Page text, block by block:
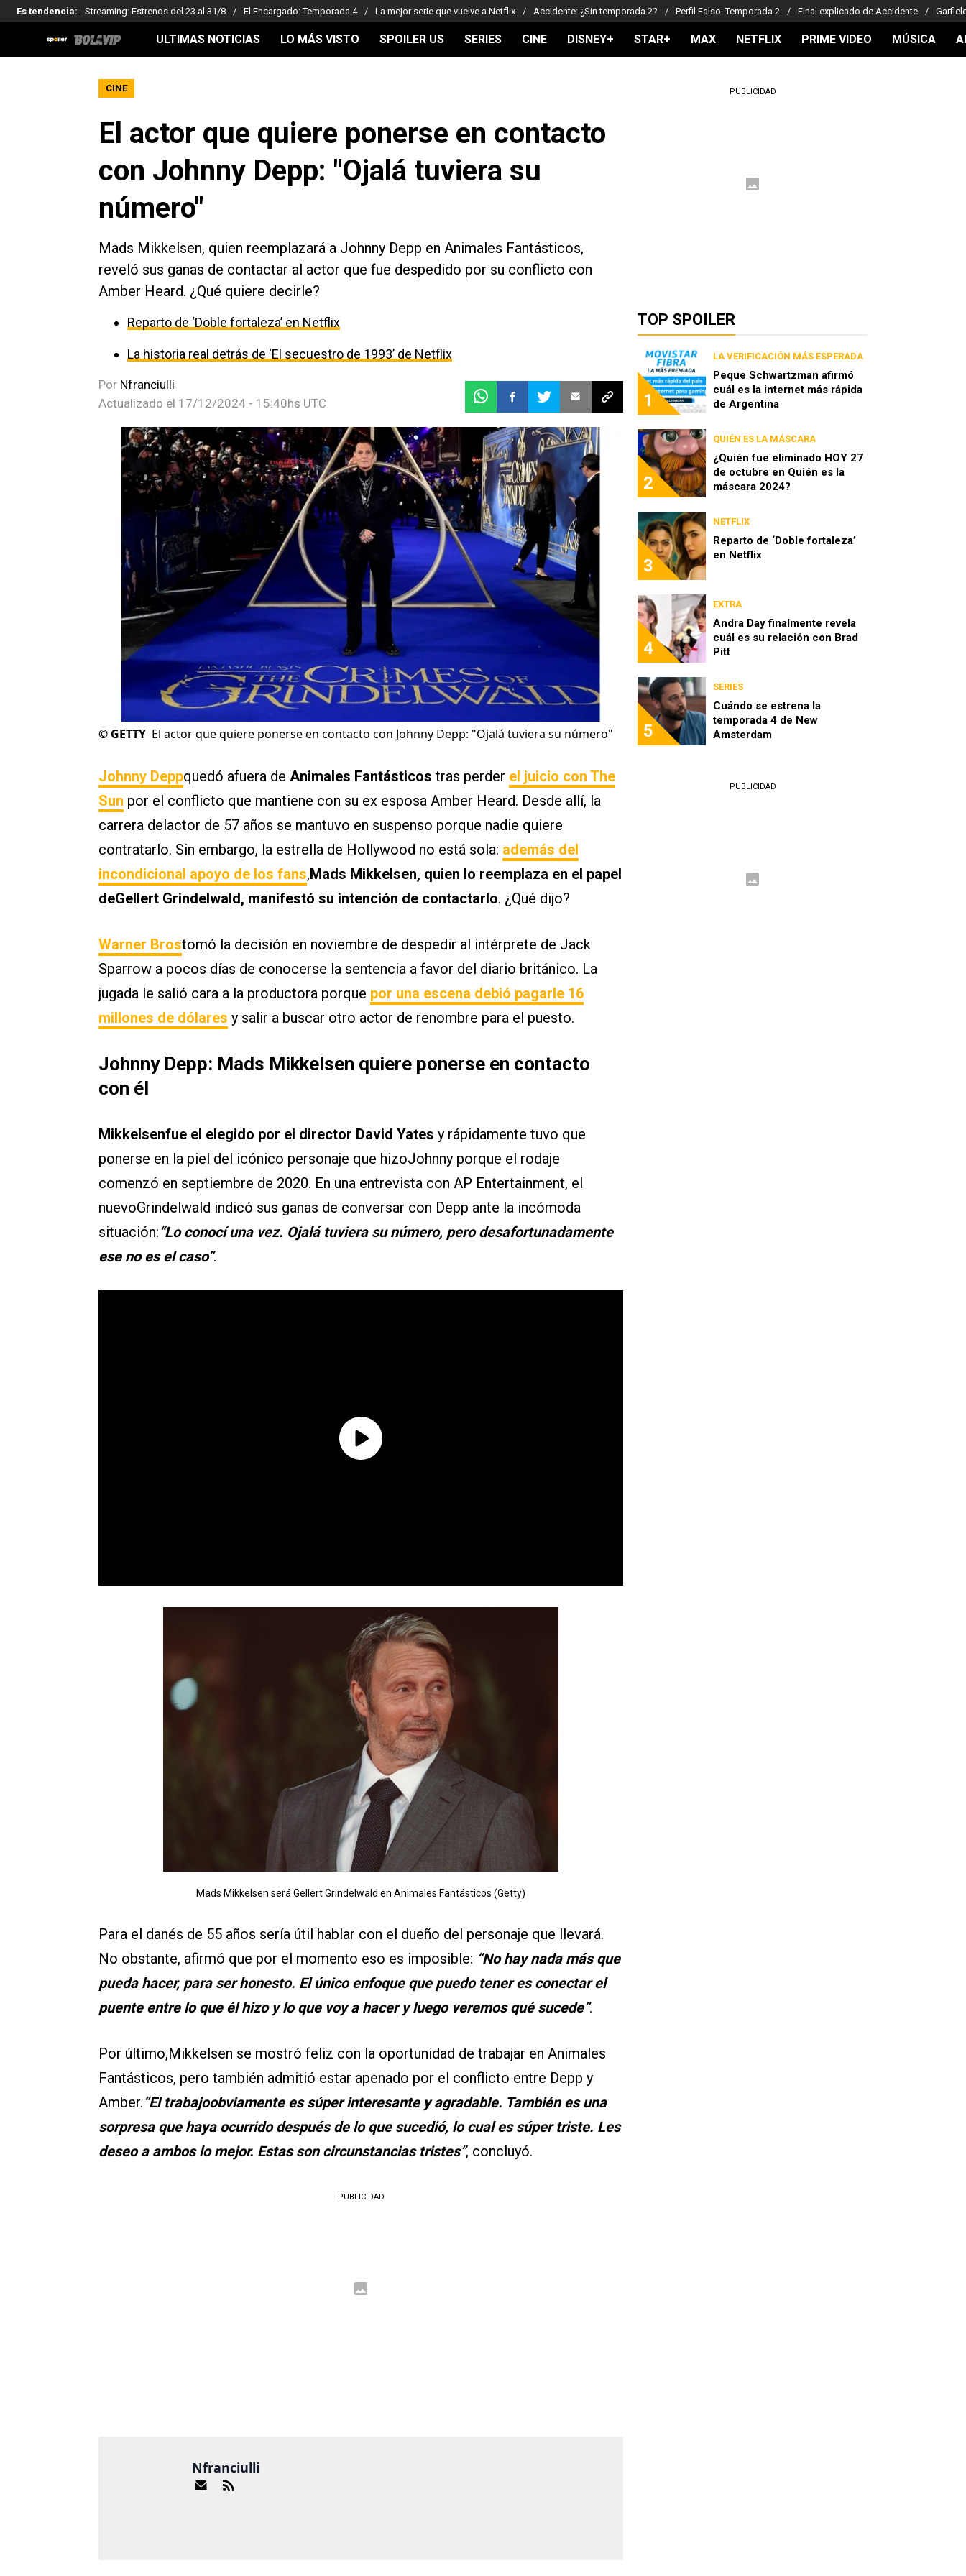
Es tendencia: Streaming: Estrenos del 23 al 31/8 El Encargado: Temporada 4 La mejor serie que vuelve a Netflix Accidente: ¿Sin temporada 2? Perfil Falso: Temporada 2 Final explicado de Accidente
ULTIMAS NOTICIAS LO MÁS VISTO SPOILER US SERIES CINE DISNEY+ STAR+ MAX NETFLIX PRIME VIDEO MÚSICA
CINE
El actor que quiere ponerse en contacto
con Johnny Depp: "Ojalá tuviera su
número"
Mads Mikkelsen, quien reemplazará a Johnny Depp en Animales Fantásticos,
reveló sus ganas de contactar al actor que fue despedido por su conflicto con
Amber Heard. ¿Qué quiere decirle?
Reparto de ‘Doble fortaleza’ en Netflix
La historia real detrás de ‘El secuestro de 1993’ de Netflix
Por Nfranciulli
Actualizado el 17/12/2024 - 15:40hs UTC
© GETTY El actor que quiere ponerse en contacto con Johnny Depp: "Ojalá tuviera su número"
Johnny Deppquedó afuera de Animales Fantásticos tras perder el juicio con The
Sun por el conflicto que mantiene con su ex esposa Amber Heard. Desde allí, la
carrera delactor de 57 años se mantuvo en suspenso porque nadie quiere
contratarlo. Sin embargo, la estrella de Hollywood no está sola: además del
incondicional apoyo de los fans,Mads Mikkelsen, quien lo reemplaza en el papel
deGellert Grindelwald, manifestó su intención de contactarlo. ¿Qué dijo?
Warner Brostomó la decisión en noviembre de despedir al intérprete de Jack
Sparrow a pocos días de conocerse la sentencia a favor del diario británico. La
jugada le salió cara a la productora porque por una escena debió pagarle 16
millones de dólares y salir a buscar otro actor de renombre para el puesto.
Johnny Depp: Mads Mikkelsen quiere ponerse en contacto
con él
Mikkelsenfue el elegido por el director David Yates y rápidamente tuvo que
ponerse en la piel del icónico personaje que hizoJohnny porque el rodaje
comenzó en septiembre de 2020. En una entrevista con AP Entertainment, el
nuevoGrindelwald indicó sus ganas de conversar con Depp ante la incómoda
situación:“Lo conocí una vez. Ojalá tuviera su número, pero desafortunadamente
ese no es el caso”.
Mads Mikkelsen será Gellert Grindelwald en Animales Fantásticos (Getty)
Para el danés de 55 años sería útil hablar con el dueño del personaje que llevará.
No obstante, afirmó que por el momento eso es imposible: “No hay nada más que
pueda hacer, para ser honesto. El único enfoque que puedo tener es conectar el
puente entre lo que él hizo y lo que voy a hacer y luego veremos qué sucede”.
Por último,Mikkelsen se mostró feliz con la oportunidad de trabajar en Animales
Fantásticos, pero también admitió estar apenado por el conflicto entre Depp y
Amber.“El trabajoobviamente es súper interesante y agradable. También es una
sorpresa que haya ocurrido después de lo que sucedió, lo cual es súper triste. Les
deseo a ambos lo mejor. Estas son circunstancias tristes”, concluyó.
PUBLICIDAD
Nfranciulli
PUBLICIDAD
TOP SPOILER
1
LA VERIFICACIÓN MÁS ESPERADA
Peque Schwartzman afirmó
cuál es la internet más rápida
de Argentina
2
QUIÉN ES LA MÁSCARA
¿Quién fue eliminado HOY 27
de octubre en Quién es la
máscara 2024?
3
NETFLIX
Reparto de ‘Doble fortaleza’
en Netflix
4
EXTRA
Andra Day finalmente revela
cuál es su relación con Brad
Pitt
5
SERIES
Cuándo se estrena la
temporada 4 de New
Amsterdam
PUBLICIDAD